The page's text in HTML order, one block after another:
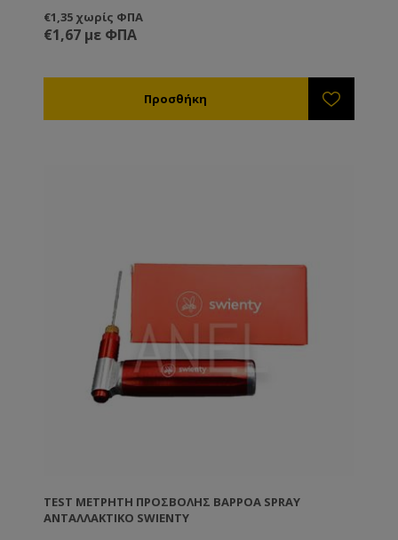
€1,35 χωρίς ΦΠΑ
€1,67 με ΦΠΑ
TEST ΜΕΤΡΗΤΉ ΠΡΟΣΒΟΛΉΣ ΒΑΡΡΌΑ SPRAY
ΑΝΤΑΛΛΑΚΤΙΚΌ SWIENTY